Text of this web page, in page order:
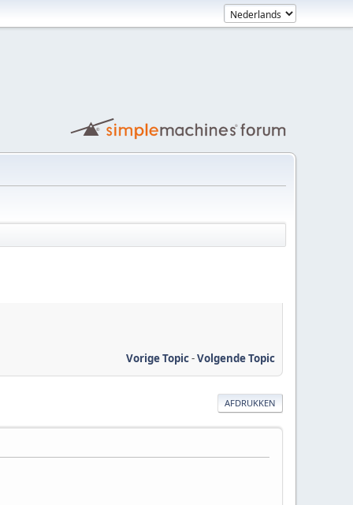
Vorige Topic-Volgende Topic
AFDRUKKEN